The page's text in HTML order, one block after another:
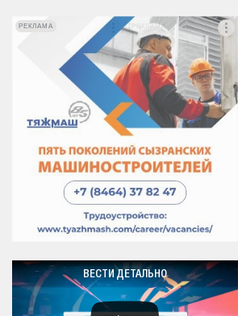
РЕКЛАМА
РЕКЛАМА
ВЕСТИ ДЕТАЛЬНО